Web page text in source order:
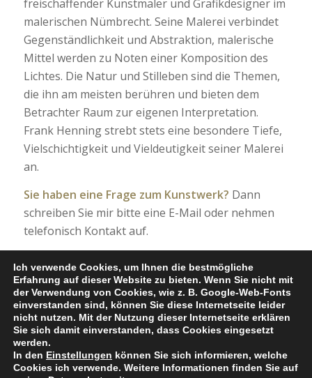
freischaffender Kunstmaler und Grafikdesigner im
malerischen Nümbrecht. Seine Malerei verbindet
Gegenständlichkeit und Abstraktion, malerische
Mittel werden zu Noten einer Komposition des
Lichtes. Die Natur und Stilleben sind die Themen,
die ihn am meisten berühren und bieten dem
Betrachter Raum zur eigenen Interpretation.
Frank Henning strebt stets eine besondere Tiefe,
Vielschichtigkeit und Vieldeutigkeit seiner Malerei
an.
Sie haben eine Frage zum Kunstwerk? Dann
schreiben Sie mir bitte eine E-Mail oder nehmen
telefonisch Kontakt auf.
Category:
Malerei
Ich verwende Cookies, um Ihnen die bestmögliche
Erfahrung auf dieser Website zu bieten. Wenn Sie nicht mit
der Verwendung von Cookies, wie z. B. Google-Web-Fonts
einverstanden sind, können Sie diese Internetseite leider
nicht nutzen. Mit der Nutzung dieser Internetseite erklären
Sie sich damit einverstanden, dass Cookies eingesetzt
werden.
In den Einstellungen können Sie sich informieren, welche
Cookies ich verwende. Weitere Informationen finden Sie auf